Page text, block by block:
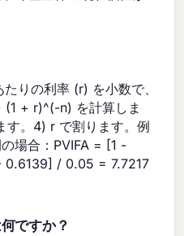
りの利率 (r) を小数で、
+ r)^(-n) を計算しま
す。4) r で割ります。例
場合：PVIFA = [1 -
/ 0.05 = 7.7217
ですか？